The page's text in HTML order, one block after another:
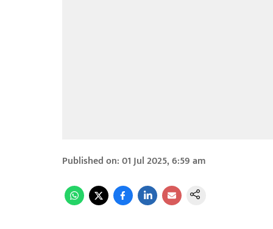
Published on:01 Jul 2025, 6:59 am